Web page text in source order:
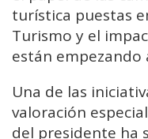
turística puestas
Turismo y el
están empezando
Una de las
valoración
del presidente ha